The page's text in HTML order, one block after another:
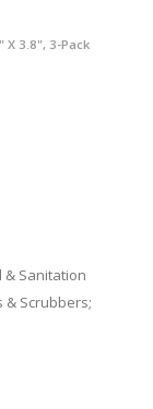
X 3.8", 3-Pack
& Sanitation
& Scrubbers;